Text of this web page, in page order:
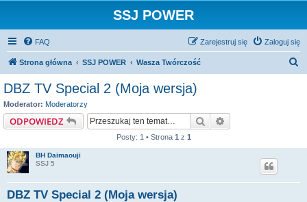
SSJ POWER
FAQ Zaloguj się
Zarejestruj się
Strona główna SSJ POWER Wasza Twórczość
DBZ TV Special 2 (Moja wersja)
Moderator: Moderatorzy
ODPOWIEDZ Szukaj
Posty: 1 • Strona 1 z 1
BH Daimaouji
SSJ 5
DBZ TV Special 2 (Moja wersja)